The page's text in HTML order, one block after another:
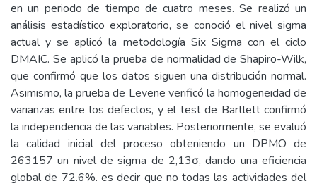
en un periodo de tiempo de cuatro meses. Se realizó un
análisis estadístico exploratorio, se conoció el nivel sigma
actual y se aplicó la metodología Six Sigma con el ciclo
DMAIC. Se aplicó la prueba de normalidad de Shapiro-Wilk,
que confirmó que los datos siguen una distribución normal.
Asimismo, la prueba de Levene verificó la homogeneidad de
varianzas entre los defectos, y el test de Bartlett confirmó
la independencia de las variables. Posteriormente, se evaluó
la calidad inicial del proceso obteniendo un DPMO de
263157 un nivel de sigma de 2,13σ, dando una eficiencia
global de 72.6%. es decir que no todas las actividades del